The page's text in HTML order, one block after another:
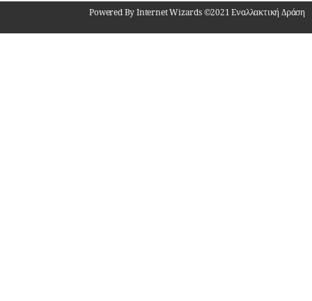
Powered By Internet Wizards ©2021 Εναλλακτική Δράση